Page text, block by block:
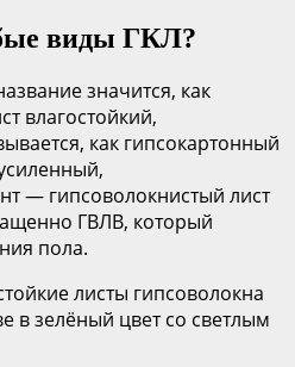
виды ГКЛ?
значится, как
влагостойкий,
как гипсокартонный
— гипсоволокнистый лист
ГВЛВ, который
пола.
листы гипсоволокна
в зелёный цвет со светлым